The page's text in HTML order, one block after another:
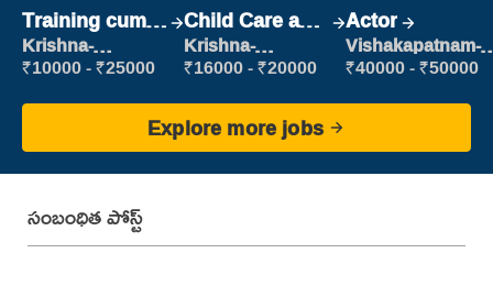
Training cum
Placement
Krishna-
vijayawada
₹10000 - ₹25000
Child Care and
Patient care
Krishna-
vijayawada
₹16000 - ₹20000
Actor
Vishakapatnam-
new
₹40000 - ₹50000
Explore more jobs
సంబంధిత పోస్ట్